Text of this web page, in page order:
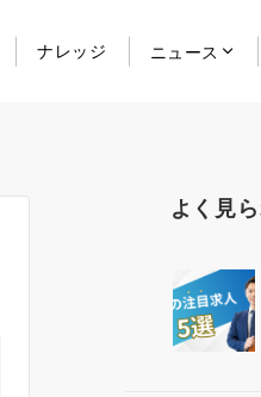
ナレッジ ニュース
よく見